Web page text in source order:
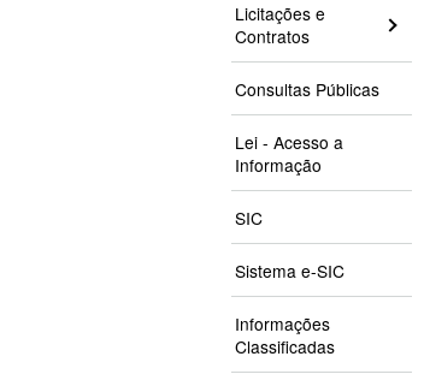
Licitações e
Contratos
Consultas Públicas
Lei - Acesso a
Informação
SIC
Sistema e-SIC
Informações
Classificadas